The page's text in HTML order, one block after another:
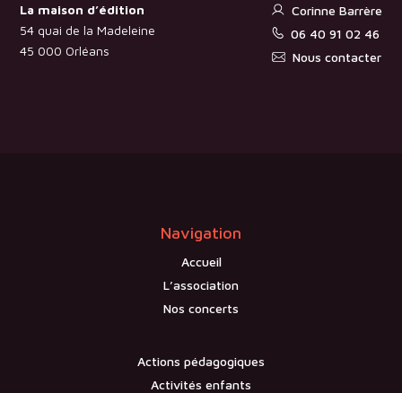
La maison d’édition
54 quai de la Madeleine
45 000 Orléans
Corinne Barrère
06 40 91 02 46
Nous contacter
Navigation
Accueil
L’association
Nos concerts
Actions pédagogiques
Activités enfants